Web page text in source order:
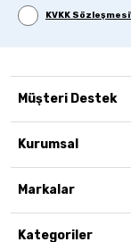
KVKK
Müşteri Destek
Kurumsal
Markalar
Kategoriler